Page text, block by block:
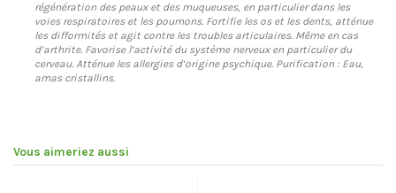
régénération des peaux et des muqueuses, en particulier dans les
voies respiratoires et les poumons. Fortifie les os et les dents, atténue
les difformités et agit contre les troubles articulaires. Même en cas
d’arthrite. Favorise l’activité du système nerveux en particulier du
cerveau. Atténue les allergies d’origine psychique. Purification : Eau,
amas cristallins.
Vous aimeriez aussi